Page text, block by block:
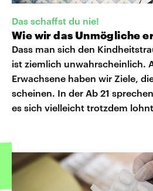
Das schaffst du nie!
Wie wir das Unmögliche
Dass man sich den
ist ziemlich unwahrscheinlich.
Erwachsene haben wir Ziele,
scheinen. In der Ab 21
es sich vielleicht trotzdem